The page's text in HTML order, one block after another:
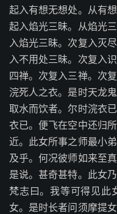
起入有想无想处。从有
起入焰光三昧。从焰光
入焰光三昧。次复入灭
入不用处三昧。次复入
四禅。次复入三禅。次
浣死人之衣。是时天龙
取水而饮者。尔时浣衣
衣已。便飞在空中还归
近。此女所事之师最小
及乎。何况彼师如来至
是说。甚奇甚特。此女
梵志曰。我等可得见此
女。是时长者问须摩提